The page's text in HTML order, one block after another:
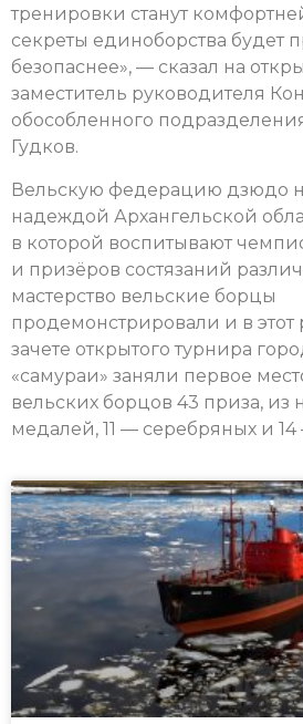
тренировки станут
секреты единоборства будет
безопаснее», — сказал на
заместитель руководителя
обособленного
Гудков.
Вельскую федерацию дзюдо
надеждой Архангельской
в которой воспитывают
и призёров состязаний
мастерство вельские борцы
продемонстрировали и в
зачете открытого турнира
«самураи» заняли первое
вельских борцов 43 приза, из
медалей, 11 — серебряных и